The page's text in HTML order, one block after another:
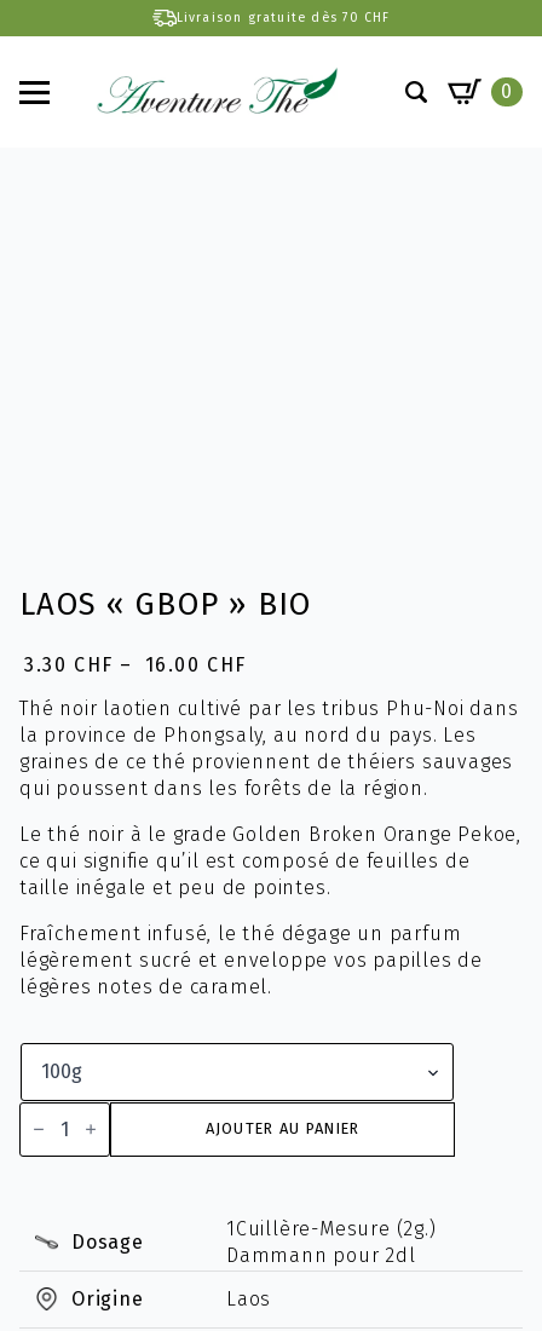
Livraison gratuite dès 70 CHF
0
LAOS « GBOP » BIO
3.30 CHF – 16.00 CHF
Plage
de
prix :
3.30 CHF
à
16.00 CHF
Thé noir laotien cultivé par les tribus Phu-Noi dans
la province de Phongsaly, au nord du pays. Les
graines de ce thé proviennent de théiers sauvages
qui poussent dans les forêts de la région.
Le thé noir à le grade Golden Broken Orange Pekoe,
ce qui signifie qu’il est composé de feuilles de
taille inégale et peu de pointes.
Fraîchement infusé, le thé dégage un parfum
légèrement sucré et enveloppe vos papilles de
légères notes de caramel.
quantité
de
Laos
AJOUTER AU PANIER
Dosage
1Cuillère-Mesure (2g.)
Dammann pour 2dl
Origine
Laos